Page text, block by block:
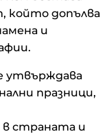
който допълва
и
утвърждава
празници,
страната и